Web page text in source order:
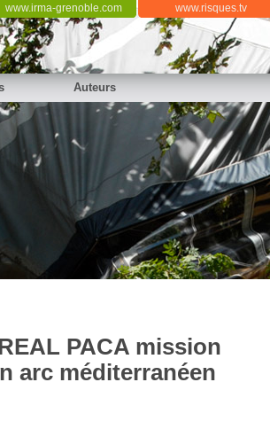
www.irma-grenoble.com www.risques.tv
Auteurs
PACA mission
arc méditerranéen